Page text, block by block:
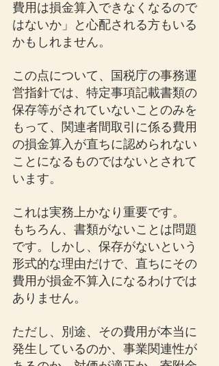
費用は損金算入できなくなるので
はないか」と心配される方もいる
かもしれません。
この点について、国税庁の事務運
営指針では、特定事項記載書類の
保存等がされていないことのみを
もって、関連者間取引に係る費用
の損金算入が直ちに認められない
ことになるものではないとされて
います。
これは実務上かなり重要です。
もちろん、書類がないことは問題
です。しかし、保存がないという
形式的な理由だけで、直ちにその
費用が損金不算入になるわけでは
ありません。
ただし、別途、その費用が本当に
発生しているのか、事業関連性が